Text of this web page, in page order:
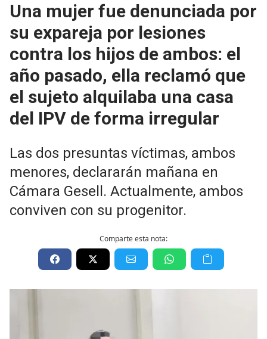
Una mujer fue denunciada por
su expareja por lesiones
contra los hijos de ambos: el
año pasado, ella reclamó que
el sujeto alquilaba una casa
del IPV de forma irregular
Las dos presuntas víctimas, ambos
menores, declararán mañana en
Cámara Gesell. Actualmente, ambos
conviven con su progenitor.
Comparte esta nota: